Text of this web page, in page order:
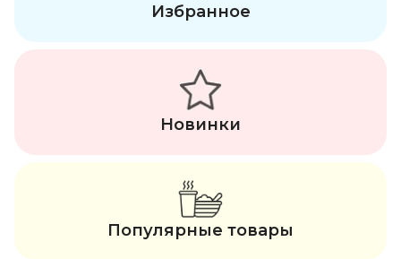
Избранное
Новинки
Популярные товары